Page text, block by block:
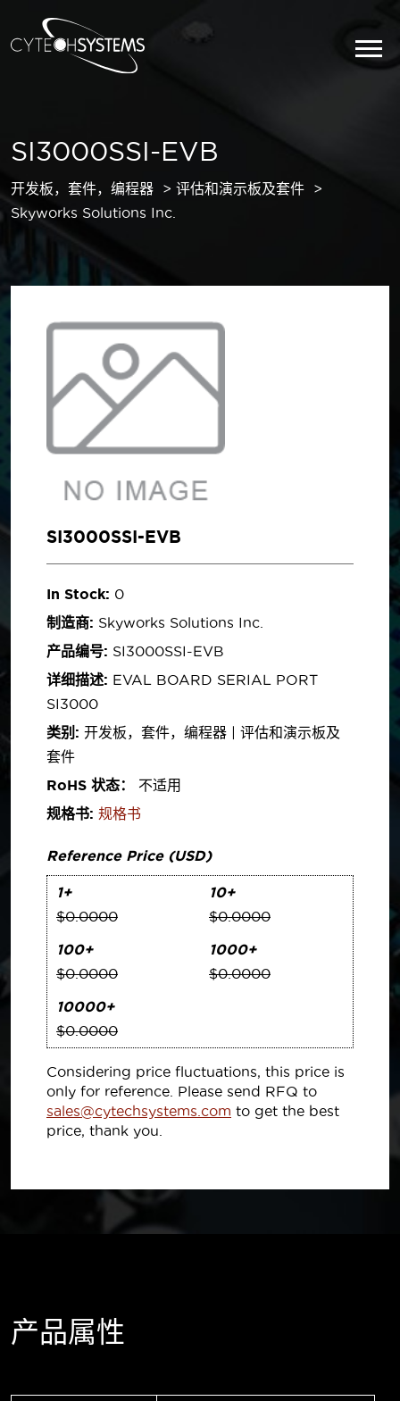
SI3000SSI-EVB
开发板，套件，编程器
评估和演示板及套件
Skyworks Solutions Inc.
SI3000SSI-EVB
In Stock: 0
制造商: Skyworks Solutions Inc.
产品编号: SI3000SSI-EVB
详细描述: EVAL BOARD SERIAL PORT
SI3000
类别: 开发板，套件，编程器 | 评估和演示板及
套件
RoHS 状态：
不适用
规格书: 规格书
Reference Price (USD)
1+
$0.0000
10+
$0.0000
100+
$0.0000
1000+
$0.0000
10000+
$0.0000
Considering price fluctuations, this price is
only for reference. Please send RFQ to
sales@cytechsystems.com to get the best
price, thank you.
产品属性